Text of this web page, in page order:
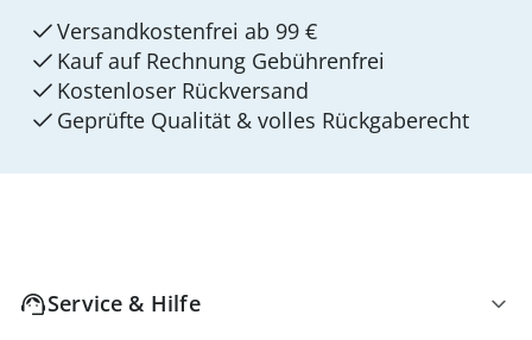
Versandkostenfrei ab 99 €
Kauf auf Rechnung Gebührenfrei
Kostenloser Rückversand
Geprüfte Qualität & volles Rückgaberecht
Service & Hilfe